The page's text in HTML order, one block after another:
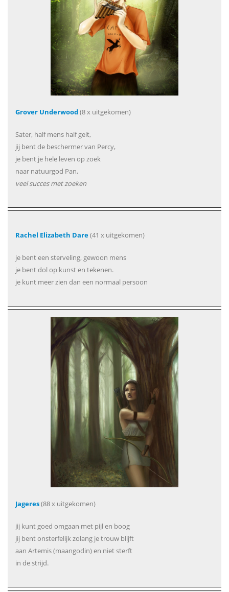
Grover Underwood(8 x uitgekomen)
Sater, half mens half geit,
jij bent de beschermer van Percy,
je bent je hele leven op zoek
naar natuurgod Pan,
veel succes met zoeken
Rachel Elizabeth Dare(41 x uitgekomen)
je bent een sterveling, gewoon mens
je bent dol op kunst en tekenen.
je kunt meer zien dan een normaal persoon
Jageres(88 x uitgekomen)
jij kunt goed omgaan met pijl en boog
jij bent onsterfelijk zolang je trouw blijft
aan Artemis (maangodin) en niet sterft
in de strijd.